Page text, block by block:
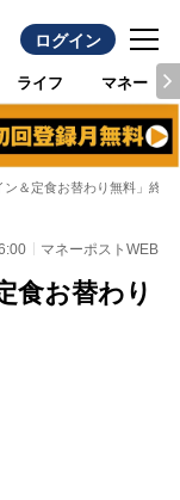
ログイン
ライフ マネー
ン＆定食お替わり無料」終了
マネーポストWEB
食お替わり